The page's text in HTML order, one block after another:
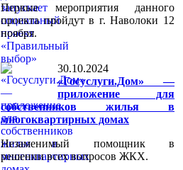
Первые мероприятия данного
проекта пройдут в г. Наволоки 12
ноября.
30.10.2024
«Госуслуги.Дом» —
приложение для
собственников жилья в
многоквартирных домах
Незаменимый помощник в
решении всех вопросов ЖКХ.